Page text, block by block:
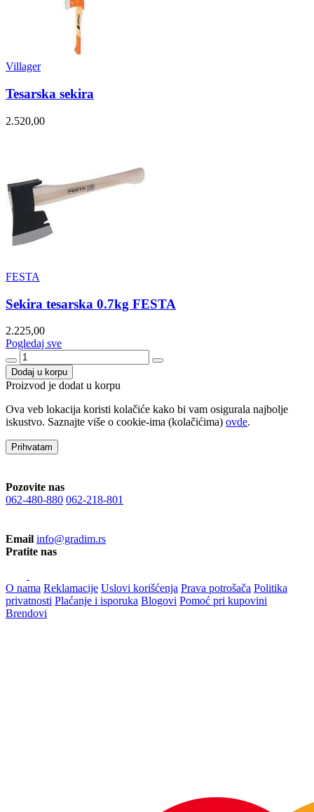
Villager
Tesarska sekira
2.520,00
FESTA
Sekira tesarska 0.7kg FESTA
2.225,00
Pogledaj sve
Dodaj u korpu
Proizvod je dodat u korpu
Ova veb lokacija koristi kolačiće kako bi vam osigurala najbolje
iskustvo. Saznajte više o cookie-ima (kolačićima) ovde.
Prihvatam
Pozovite nas
062-480-880 062-218-801
Email info@gradim.rs
Pratite nas
O nama Reklamacije Uslovi korišćenja Prava potrošača Politika
privatnosti Plaćanje i isporuka Blogovi Pomoć pri kupovini
Brendovi